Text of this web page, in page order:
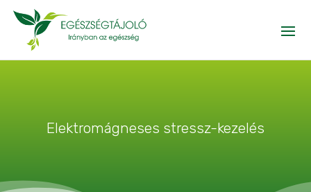
Elektromágneses stressz-kezelés